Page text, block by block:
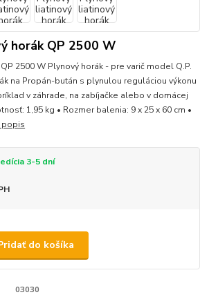
horák QP 2500 W
2500 W Plynový horák - pre varič model Q.P.
na Propán-bután s plynulou reguláciou výkonu
v záhrade, na zabíjačke alebo v domácej
1,95 kg • Rozmer balenia: 9 x 25 x 60 cm •
popis
3-5 dní
do košíka
03030